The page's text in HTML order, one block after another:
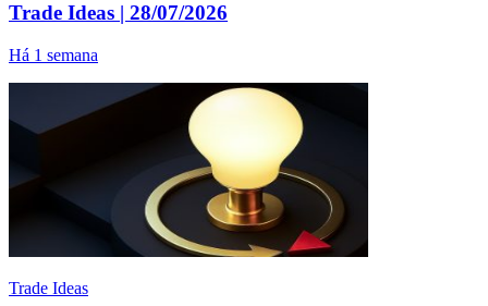
Trade Ideas | 28/07/2026
Há 1 semana
Trade Ideas